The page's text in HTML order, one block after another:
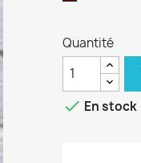
Quantité
 En stock